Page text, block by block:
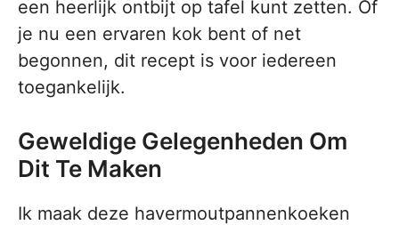
een heerlijk ontbijt op tafel kunt zetten. Of
je nu een ervaren kok bent of net
begonnen, dit recept is voor iedereen
toegankelijk.
Geweldige Gelegenheden Om
Dit Te Maken
Ik maak deze havermoutpannenkoeken